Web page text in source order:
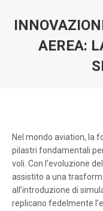
AEREA:
Nel mondo aviation, la
pilastri fondamentali
voli. Con l’evoluzione
assistito a una
all’introduzione di
replicano fedelmente